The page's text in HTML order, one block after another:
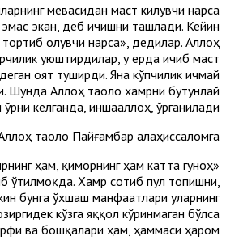
мевасидан маст килувчи нарса
экан, деб ичишни ташлади. Кейин
олувчи нарса», дедилар. Аллоҳ
уюштирдилар, у ерда ичиб маст
оят туширди. Яна кўпчилик ичмай
Шунда Аллоҳ таоло хамрни бутунлай
келганда, иншааллоҳ, ўрганилади.
таоло Пайғамбар алаҳиссаломга:
ҳам, қиморнинг ҳам катта гуноҳ
ўтилмоқда. Хамр сотиб пул топишни,
бунга ўхшаш манфаатлари уларнинг
кўзга яққол кўринмаган бўлса
ва бошқалари ҳам, ҳаммаси ҳаром.